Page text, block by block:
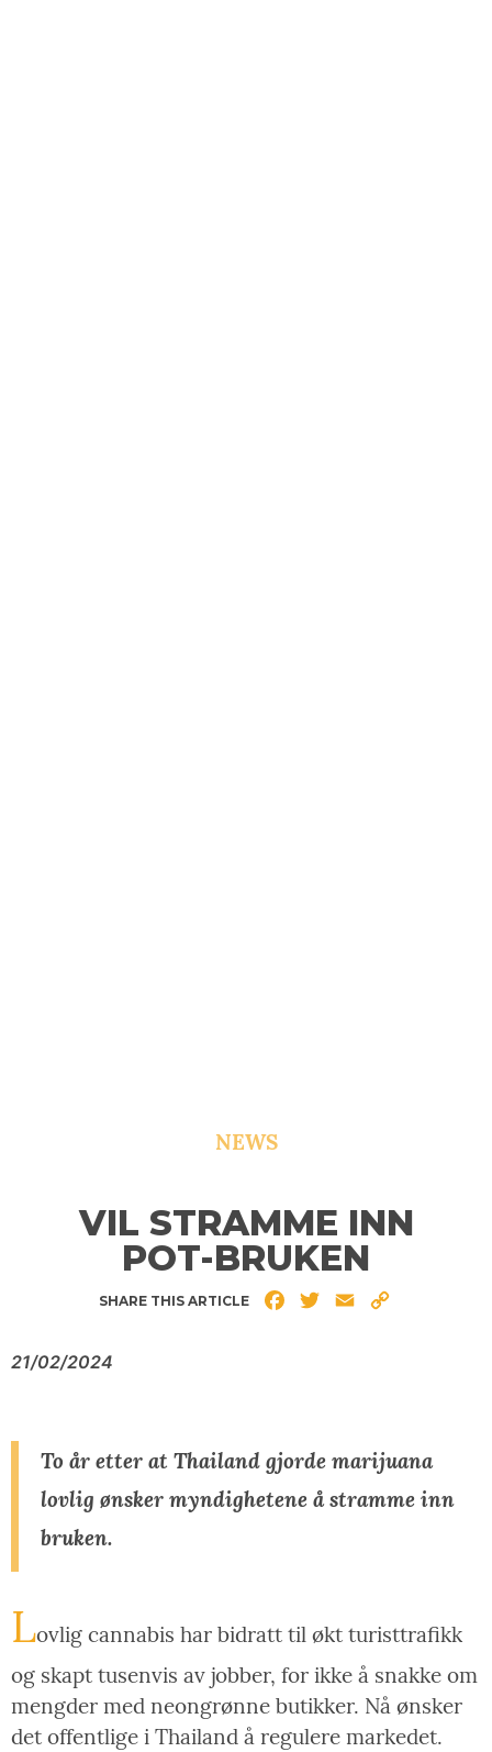
NEWS
VIL STRAMME INN
POT-BRUKEN
SHARE THIS ARTICLE FacebookTwitterEmail
21/02/2024
To år etter at Thailand gjorde marijuana
lovlig ønsker myndighetene å stramme inn
bruken.
Lovlig cannabis har bidratt til økt turisttrafikk
og skapt tusenvis av jobber, for ikke å snakke om
mengder med neongrønne butikker. Nå ønsker
det offentlige i Thailand å regulere markedet.